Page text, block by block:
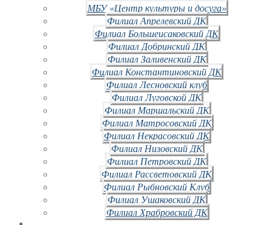
МБУ «Центр культуры и досуга»
Филиал Апрелевский ДК
Филиал Большеисаковский ДК
Филиал Добринский ДК
Филиал Заливенский ДК
Филиал Константиновский ДК
Филиал Лесновский клуб
Филиал Луговской ДК
Филиал Маршальский ДК
Филиал Матросовский ДК
Филиал Некрасовский ДК
Филиал Низовский ДК
Филиал Петровский ДК
Филиал Рассветовский ДК
Филиал Рыбновский Клуб
Филиал Ушаковский ДК
Филиал Храбровский ДК